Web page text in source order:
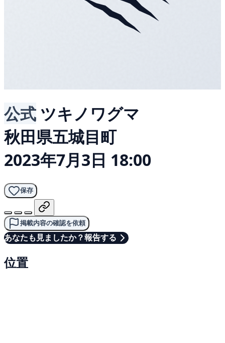
公式 ツキノワグマ
秋田県五城目町
2023年7月3日 18:00
保存
掲載内容の確認を依頼
あなたも見ましたか？報告する
位置